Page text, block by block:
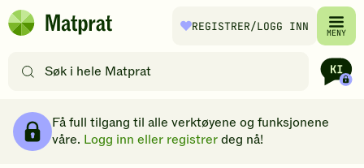
Hopp til hovedinnhold
Matprat
REGISTRER/LOGG INN MENY
etter
filtre
Få full tilgang til alle verktøyene og funksjonene
våre. Logg inn eller registrerdeg nå!